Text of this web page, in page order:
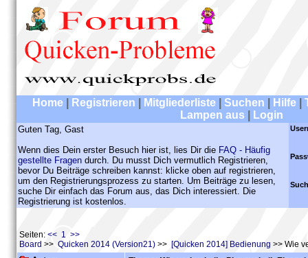
Home Registrieren Mitgliederliste Suchen Hilfe
Lampen aus
Login
Guten Tag, Gast
Wenn dies Dein erster Besuch hier ist, lies Dir die FAQ - Häufig
gestellte Fragen durch. Du musst Dich vermutlich Registrieren,
bevor Du Beiträge schreiben kannst: klicke oben auf registrieren,
um den Registrierungsprozess zu starten. Um Beiträge zu lesen,
suche Dir einfach das Forum aus, das Dich interessiert. Die
Registrierung ist kostenlos.
Seiten: << 1 >>
Board >> Quicken 2014 (Version21) >> [Quicken 2014] Bedienung >> Wie